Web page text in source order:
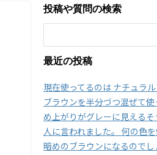
投稿や質問の検索
最近の投稿
現在使ってるのは ナチュラ
ブラウンを半分づつ混ぜて
め上がりがグレーに見えるそ
人に言われました。 何の色
暗めのブラウンになるのでし